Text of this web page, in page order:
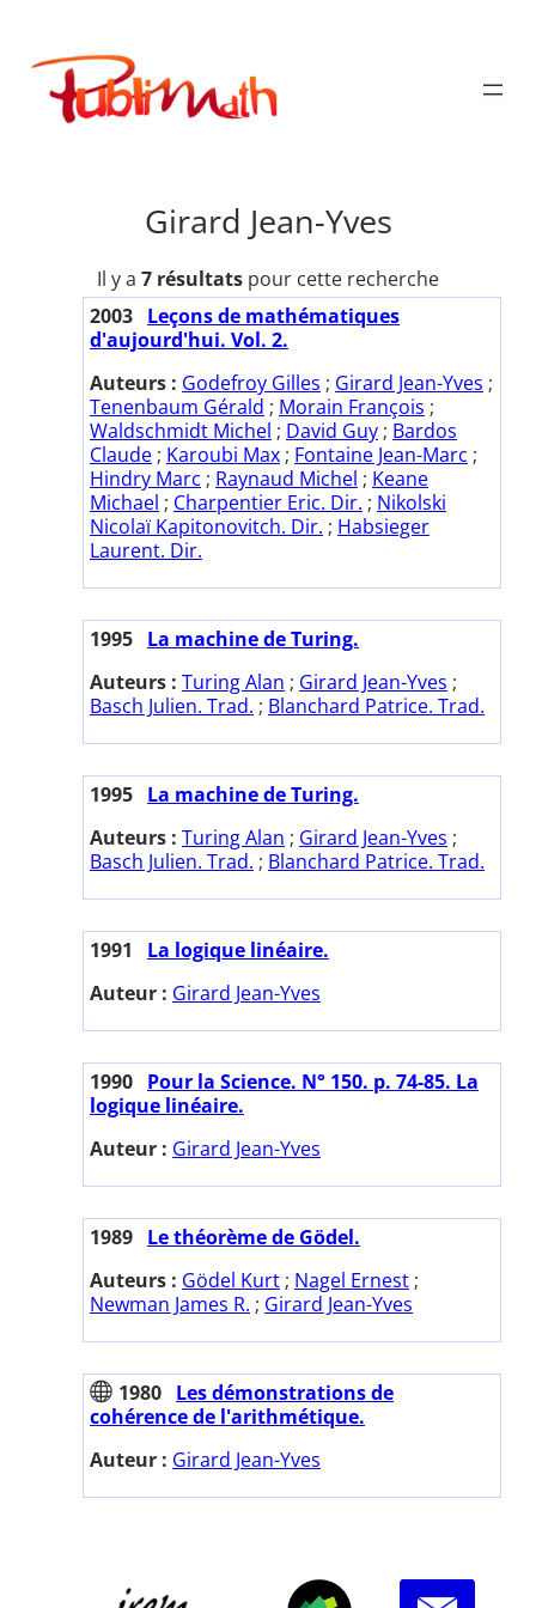
contenu
Publimath
Girard Jean-Yves
Il y a 7 résultats pour cette recherche
2003 Leçons de mathématiques
d'aujourd'hui. Vol. 2.
Auteurs : Godefroy Gilles ; Girard Jean-Yves ;
Tenenbaum Gérald ; Morain François ;
Waldschmidt Michel ; David Guy ; Bardos
Claude ; Karoubi Max ; Fontaine Jean-Marc ;
Hindry Marc ; Raynaud Michel ; Keane
Michael ; Charpentier Eric. Dir. ; Nikolski
Nicolaï Kapitonovitch. Dir. ; Habsieger
Laurent. Dir.
1995 La machine de Turing.
Auteurs : Turing Alan ; Girard Jean-Yves ;
Basch Julien. Trad. ; Blanchard Patrice. Trad.
1995 La machine de Turing.
Auteurs : Turing Alan ; Girard Jean-Yves ;
Basch Julien. Trad. ; Blanchard Patrice. Trad.
1991
La logique linéaire.
Auteur : Girard Jean-Yves
1990 Pour la Science. N° 150. p. 74-85. La
logique linéaire.
Auteur : Girard Jean-Yves
1989 Le théorème de Gödel.
Auteurs : Gödel Kurt ; Nagel Ernest ;
Newman James R. ; Girard Jean-Yves
1980 Les démonstrations de
cohérence de l'arithmétique.
Auteur : Girard Jean-Yves